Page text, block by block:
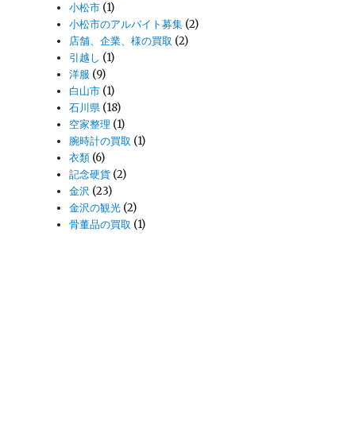
小松市 (1)
小松市のアルバイト募集 (2)
店舗、企業、様の買取 (2)
引越し (1)
洋服 (9)
白山市 (1)
石川県 (18)
空家整理 (1)
腕時計の買取 (1)
衣類 (6)
記念硬貨 (2)
金沢 (23)
金沢の観光 (2)
骨董品の買取 (1)